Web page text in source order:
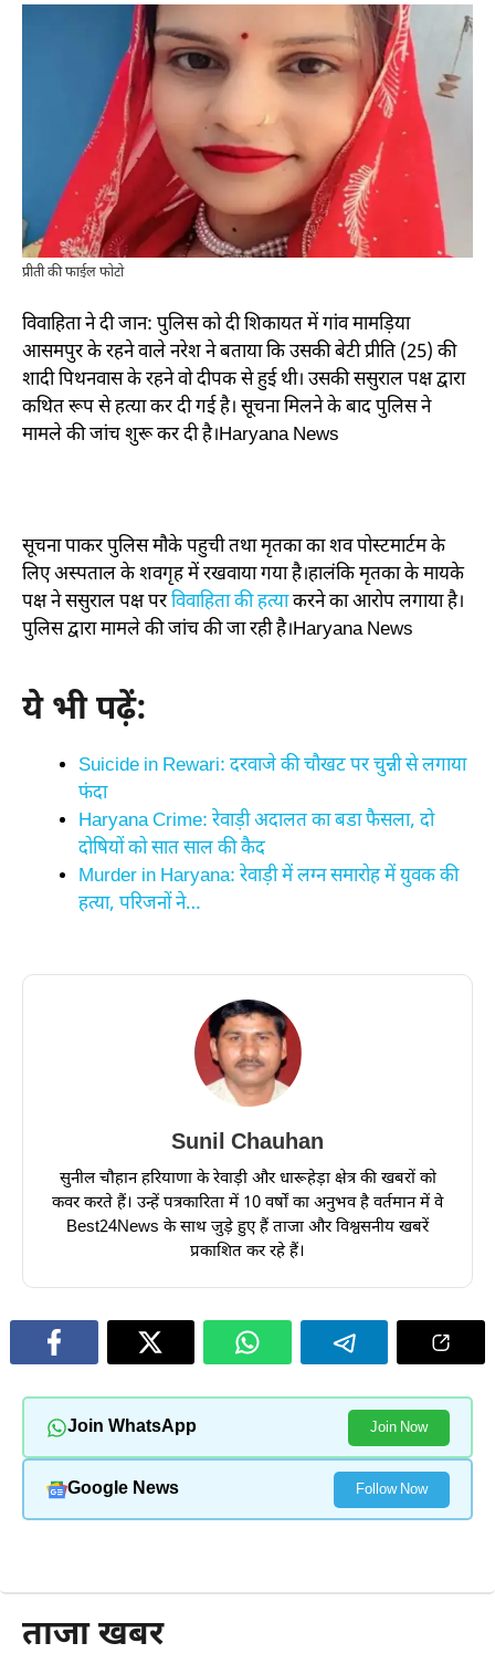
प्रीती की फाईल फोटो
विवाहिता ने दी जान: पुलिस को दी शिकायत में गांव मामड़िया
आसमपुर के रहने वाले नरेश ने बताया कि उसकी बेटी प्रीति (25) की
शादी पिथनवास के रहने वो दीपक से हुई थी। उसकी ससुराल पक्ष द्वारा
कथित रूप से हत्या कर दी गई है। सूचना मिलने के बाद पुलिस ने
मामले की जांच शुरू कर दी है।Haryana News
सूचना पाकर पुलिस मौके पहुची तथा मृतका का शव पोस्टमार्टम के
लिए अस्पताल के शवगृह में रखवाया गया है।हालंकि मृतका के मायके
पक्ष ने ससुराल पक्ष परविवाहिता की हत्याकरने का आरोप लगाया है।
पुलिस द्वारा मामले की जांच की जा रही है।Haryana News
ये भी पढ़ें:
Suicide in Rewari: दरवाजे की चौखट पर चुन्नी से लगाया
फंदा
Haryana Crime: रेवाड़ी अदालत का बडा फैसला, दो
दोषियों को सात साल की कैद
Murder in Haryana: रेवाड़ी में लग्न समारोह में युवक की
हत्या, परिजनों ने…
Sunil Chauhan
सुनील चौहान हरियाणा के रेवाड़ी और धारूहेड़ा क्षेत्र की खबरों को
कवर करते हैं। उन्हें पत्रकारिता में 10 वर्षों का अनुभव है वर्तमान में वे
Best24News के साथ जुड़े हुए हैं ताजा और विश्वसनीय खबरें
प्रकाशित कर रहे हैं।
Join WhatsApp Join Now
Google News Follow Now
ताजा खबर